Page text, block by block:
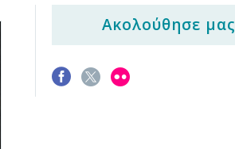
Ακολούθησε μας